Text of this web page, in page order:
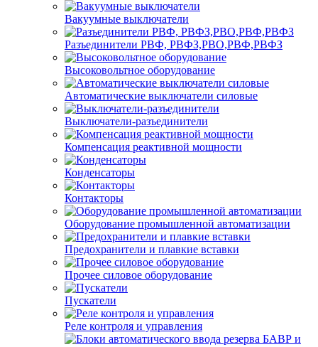
Вакуумные выключатели
Разъединители РВФ, РВФЗ,РВО,РВФ,РВФЗ
Высоковольтное оборудование
Автоматические выключатели cиловые
Выключатели-разъединители
Компенсация реактивной мощности
Конденсаторы
Контакторы
Оборудование промышленной автоматизации
Предохранители и плавкие вставки
Прочее силовое оборудование
Пускатели
Реле контроля и управления